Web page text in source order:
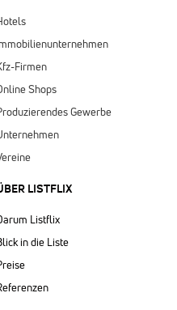
Firmen
Shops
Gewerbe
LISTFLIX​
Listflix
in die Liste